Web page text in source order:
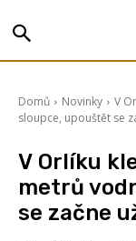
Domů Novinky
V
sloupce, upouštět se
V Orlíku
metrů
se začne